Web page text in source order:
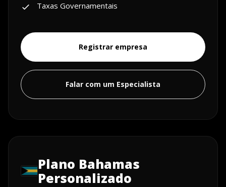
Taxas Governamentais
Registrar empresa
Falar com um Especialista
Plano Bahamas
Personalizado